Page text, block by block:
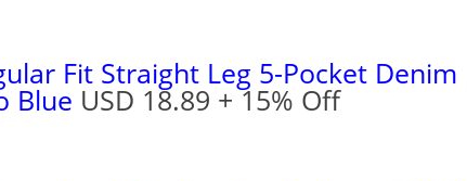
Fit Straight Leg 5-Pocket Denim
Blue USD 18.89 + 15% Off